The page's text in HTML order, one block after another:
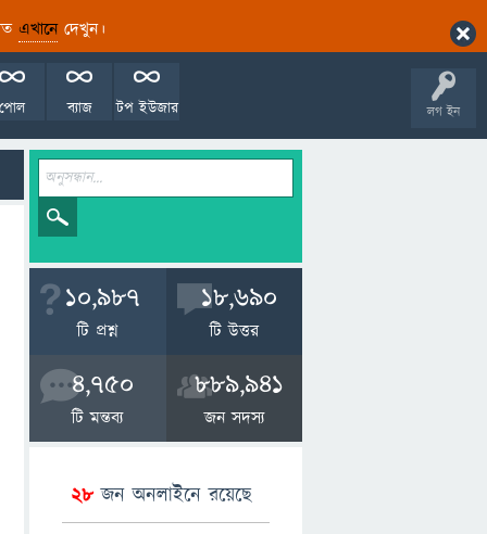
এখানেদেখুন।
লগ ইন
টপ ইউজার
ব্যাজ
পোল
10,987
টি প্রশ্ন
18,690
টি উত্তর
4,750
টি মন্তব্য
889,941
জন সদস্য
28জন অনলাইনে রয়েছে